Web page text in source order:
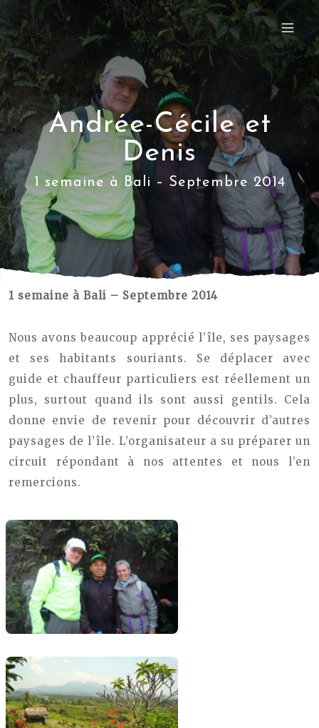
Andrée-Cécile et
Denis
1 semaine à Bali – Septembre 2014
1 semaine à Bali – Septembre 2014
Nous avons beaucoup apprécié l’île, ses paysages
et ses habitants souriants. Se déplacer avec
guide et chauffeur particuliers est réellement un
plus, surtout quand ils sont aussi gentils. Cela
donne envie de revenir pour découvrir d’autres
paysages de l’île. L’organisateur a su préparer un
circuit répondant à nos attentes et nous l’en
remercions.